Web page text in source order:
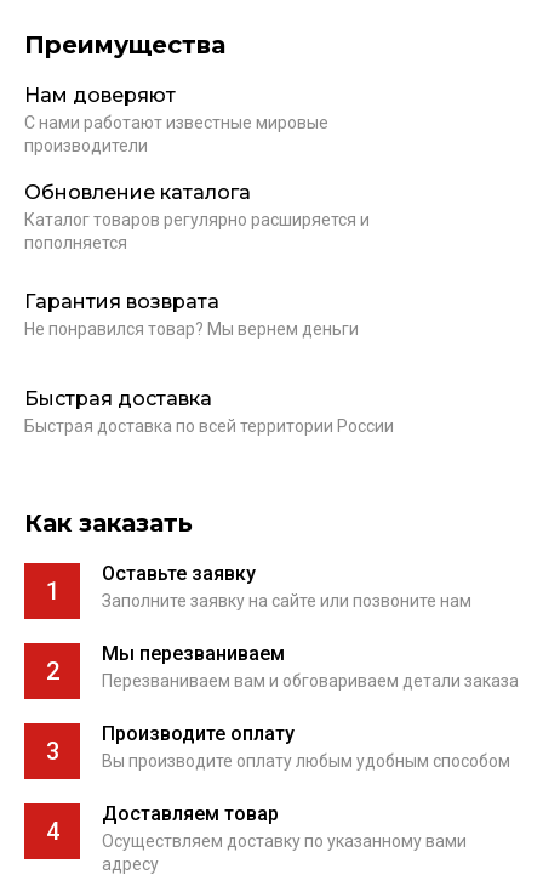
Преимущества
Нам доверяют
С нами работают известные мировые
производители
Обновление каталога
Каталог товаров регулярно расширяется и
пополняется
Гарантия возврата
Не понравился товар? Мы вернем деньги
Быстрая доставка
Быстрая доставка по всей территории России
Как заказать
1
Оставьте заявку
Заполните заявку на сайте или позвоните нам
2
Мы перезваниваем
Перезваниваем вам и обговариваем детали заказа
3
Производите оплату
Вы производите оплату любым удобным способом
4
Доставляем товар
Осуществляем доставку по указанному вами
адресу